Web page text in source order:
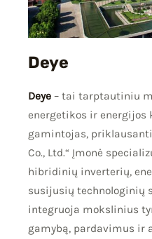
Deye
Deye – tai tarptautiniu
energetikos ir energijos
gamintojas,
Co., Ltd.“ Įmonė
hibridinių inverterių,
susijusių technologinių
integruoja mokslinius
gamybą, pardavimus ir